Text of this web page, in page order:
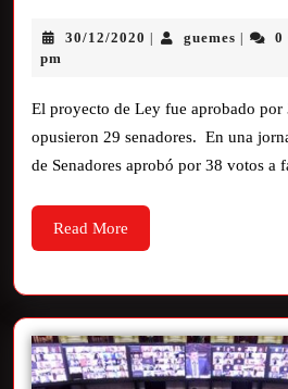
30/12/2020 guemes 0
pm
El proyecto de Ley fue aprobado por
opusieron 29 senadores. En una
de Senadores aprobó por 38 votos a
Read More